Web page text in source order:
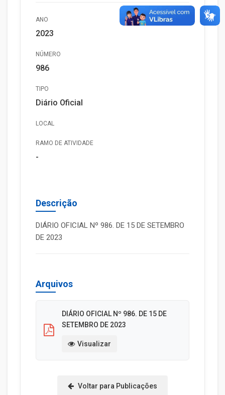
ANO
2023
NÚMERO
986
TIPO
Diário Oficial
LOCAL
RAMO DE ATIVIDADE
-
Descrição
DIÁRIO OFICIAL Nº 986. DE 15 DE SETEMBRO
DE 2023
Arquivos
DIÁRIO OFICIAL Nº 986. DE 15 DE
SETEMBRO DE 2023
Visualizar
Voltar para Publicações